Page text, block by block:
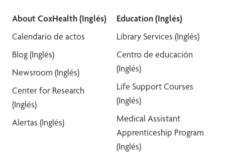
About CoxHealth (Inglés)
Calendario de actos
Blog (Inglés)
Newsroom (Inglés)
Center for Research
(Inglés)
Alertas (Inglés)
Education (Inglés)
Library Services (Inglés)
Centro de educación
(Inglés)
Life Support Courses
(Inglés)
Medical Assistant
Apprenticeship Program
(Inglés)